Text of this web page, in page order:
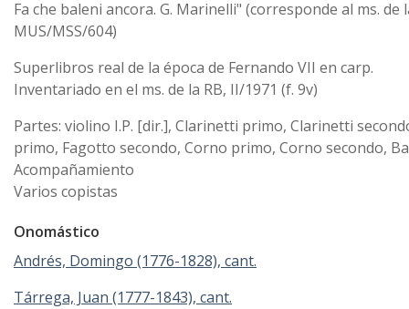
Fa che baleni ancora. G. Marinelli" (corresponde al ms. de
MUS/MSS/604)
Superlibros real de la época de Fernando VII en carp.
Inventariado en el ms. de la RB, II/1971 (f. 9v)
Partes: violino I.P. [dir.], Clarinetti primo, Clarinetti
primo, Fagotto secondo, Corno primo, Corno secondo,
Acompañamiento
Varios copistas
Onomástico
Andrés, Domingo (1776-1828), cant.
Tárrega, Juan (1777-1843), cant.